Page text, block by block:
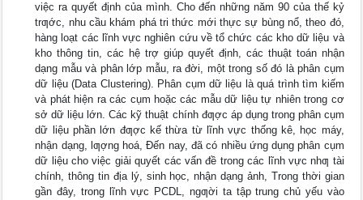
việc ra quyết định của mình. Cho đến những năm 90 của thế kỷ
trƣớc, nhu cầu khám phá tri thức mới thực sự bùng nổ, theo đó,
hàng loạt các lĩnh vực nghiên cứu về tổ chức các kho dữ liệu và
kho thông tin, các hệ trợ giúp quyết định, các thuật toán nhận
dạng mẫu và phân lớp mẫu, ra đời, một trong số đó là phân cụm
dữ liệu (Data Clustering). Phân cụm dữ liệu là quá trình tìm kiếm
và phát hiện ra các cụm hoặc các mẫu dữ liệu tự nhiên trong cơ
sở dữ liệu lớn. Các kỹ thuật chính đƣợc áp dụng trong phân cụm
dữ liệu phần lớn đƣợc kế thừa từ lĩnh vực thống kê, học máy,
nhận dạng, lƣợng hoá, Đến nay, đã có nhiều ứng dụng phân cụm
dữ liệu cho việc giải quyết các vấn đề trong các lĩnh vực nhƣ tài
chính, thông tin địa lý, sinh học, nhận dạng ảnh, Trong thời gian
gần đây, trong lĩnh vực PCDL, ngƣời ta tập trung chủ yếu vào